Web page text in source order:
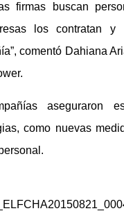
firmas buscan
los contratan y
comentó Dahiana
aseguraron
como nuevas